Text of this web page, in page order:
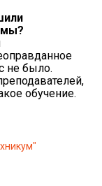
не было.
обучение.